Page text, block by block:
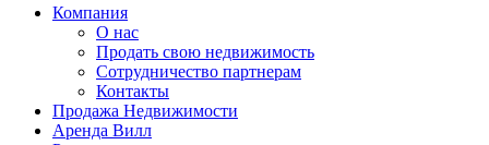
Компания
О нас
Продать свою недвижимость
Сотрудничество партнерам
Контакты
Продажа Недвижимости
Аренда Вилл